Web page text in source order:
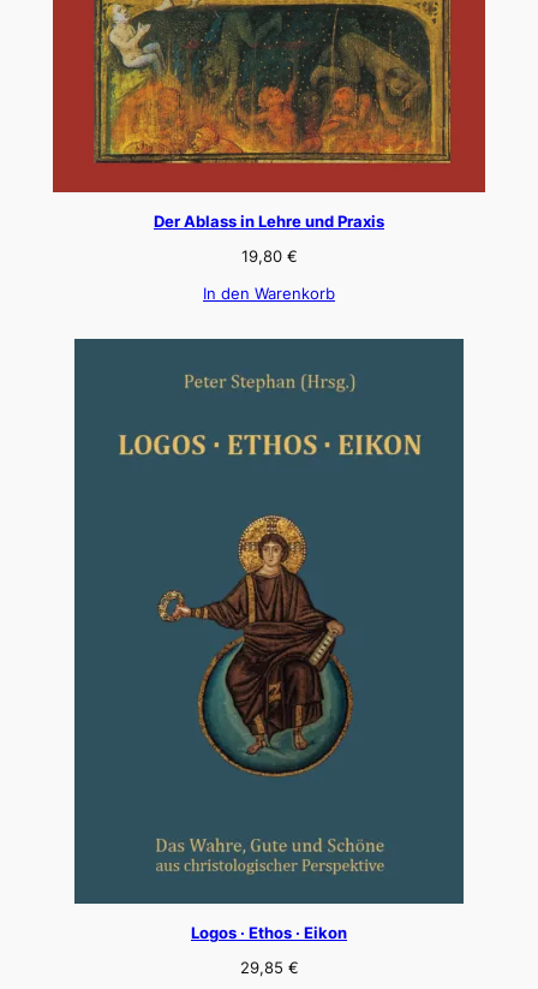
Der Ablass in Lehre und Praxis
19,80 €
In den Warenkorb
Logos · Ethos · Eikon
29,85 €